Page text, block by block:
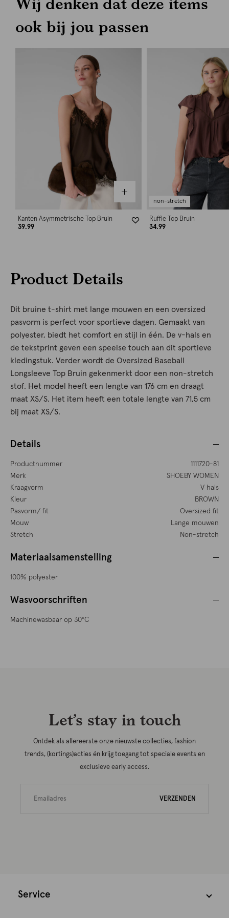
ook bij jou passen
Kanten Asymmetrische Top Bruin
39.99
non-stretch
Ruffle Top Bruin
34.99
Product Details
Dit bruine t-shirt met lange mouwen en een oversized
pasvorm is perfect voor sportieve dagen. Gemaakt van
polyester, biedt het comfort en stijl in één. De v-hals en
de tekstprint geven een speelse touch aan dit sportieve
kledingstuk. Verder wordt de Oversized Baseball
Longsleeve Top Bruin gekenmerkt door een non-stretch
stof. Het model heeft een lengte van 176 cm en draagt
maat XS/S. Het item heeft een totale lengte van 71,5 cm
bij maat XS/S.
Details
Productnummer
1111720-81
Merk
SHOEBY WOMEN
Kraagvorm
V hals
Kleur
BROWN
Pasvorm/ fit
Oversized fit
Mouw
Lange mouwen
Stretch
Non-stretch
Materiaalsamenstelling
100% polyester
Wasvoorschriften
Machinewasbaar op 30°C
Let’s stay in touch
Ontdek als allereerste onze nieuwste collecties, fashion
trends, (kortings)acties én krijg toegang tot speciale events en
exclusieve early access.
VERZENDEN
Service